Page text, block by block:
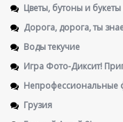
Цветы, бутоны и
Дорога, дорога, ты
Воды текучие
Игра Фото-Диксит!
Непрофессиональные
Грузия